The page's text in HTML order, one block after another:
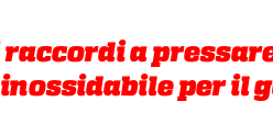
a
per il